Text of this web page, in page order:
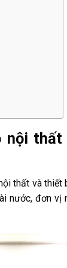
nội
thất và
nước, đơn vị